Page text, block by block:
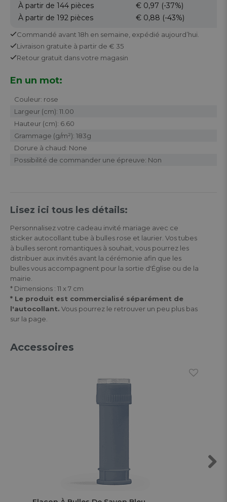
À partir de 144 pièces € 0,97 (-37%)
À partir de 192 pièces € 0,88 (-43%)
Commandé avant 18h en semaine, expédié aujourd’hui.
Livraison gratuite à partir de € 35
Retour gratuit dans votre magasin
En un mot:
Couleur: rose
Largeur (cm): 11.00
Hauteur (cm): 6.60
Grammage (g/m²): 183g
Dorure à chaud: None
Possibilité de commander une épreuve: Non
Lisez ici tous les détails:
Personnalisez votre cadeau invité mariage avec ce
sticker autocollant tube à bulles rose et laurier. Vos tubes
à bulles seront romantiques à souhait, vous pourrez les
distribuer aux invités avant la cérémonie afin que les
bulles vous accompagnent pour la sortie d'Église ou de la
mairie.
* Dimensions : 11 x 7 cm
* Le produit est commercialisé séparément de
l'autocollant. Vous pourrez le retrouver un peu plus bas
sur la page.
Accessoires